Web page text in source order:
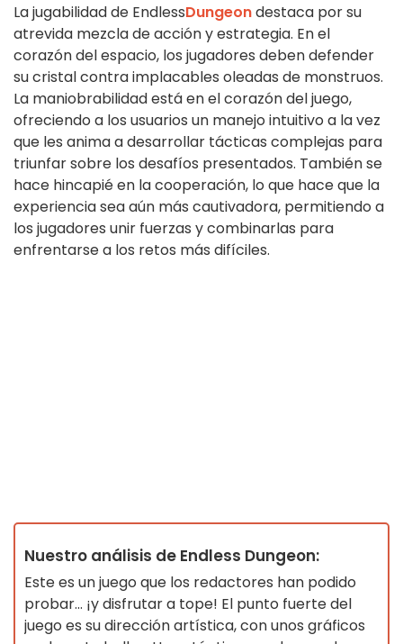
La jugabilidad de EndlessDungeondestaca por su
atrevida mezcla de acción y estrategia. En el
corazón del espacio, los jugadores deben defender
su cristal contra implacables oleadas de monstruos.
La maniobrabilidad está en el corazón del juego,
ofreciendo a los usuarios un manejo intuitivo a la vez
que les anima a desarrollar tácticas complejas para
triunfar sobre los desafíos presentados. También se
hace hincapié en la cooperación, lo que hace que la
experiencia sea aún más cautivadora, permitiendo a
los jugadores unir fuerzas y combinarlas para
enfrentarse a los retos más difíciles.
Nuestro análisis de Endless Dungeon:
Este es un juego que los redactores han podido
probar... ¡y disfrutar a tope! El punto fuerte del
juego es su dirección artística, con unos gráficos